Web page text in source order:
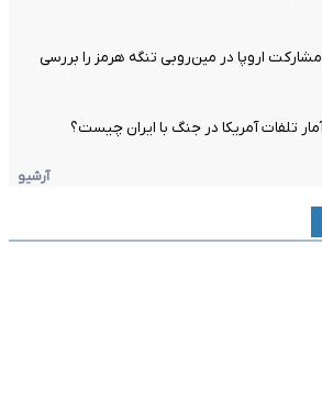
مشارکت اروپا در مین‌روبی تنگه هرمز را بررسی
تلفات آمریکا در جنگ با ایران چیست؟
آرشیو